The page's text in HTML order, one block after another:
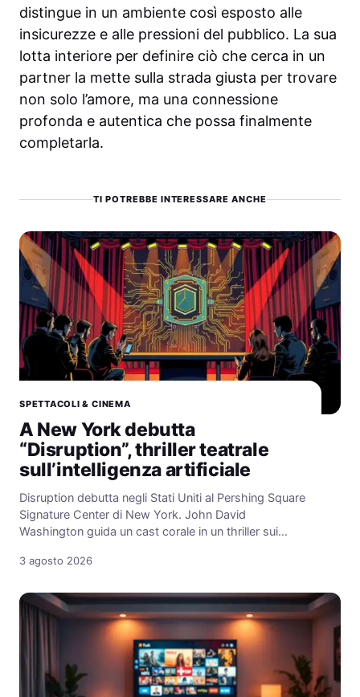
distingue in un ambiente così esposto alle
insicurezze e alle pressioni del pubblico. La sua
lotta interiore per definire ciò che cerca in un
partner la mette sulla strada giusta per trovare
non solo l’amore, ma una connessione
profonda e autentica che possa finalmente
completarla.
TI POTREBBE INTERESSARE ANCHE
SPETTACOLI & CINEMA
A New York debutta
“Disruption”, thriller teatrale
sull’intelligenza artificiale
Disruption debutta negli Stati Uniti al Pershing Square
Signature Center di New York. John David
Washington guida un cast corale in un thriller sui…
3 agosto 2026